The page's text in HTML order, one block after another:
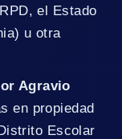
el Estado
u otra
en propiedad
Escolar